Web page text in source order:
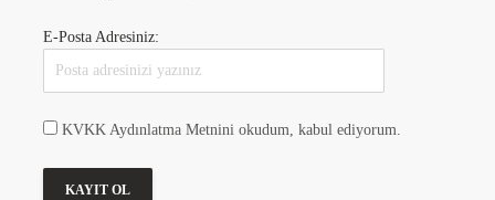
E-Posta Adresiniz:
KVKK Aydınlatma Metnini okudum, kabul ediyorum.